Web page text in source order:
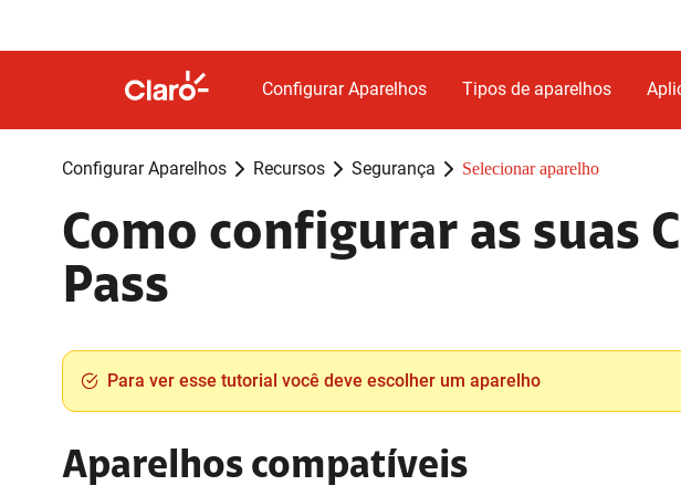
Configurar Aparelhos Tipos de aparelhos
Configurar Aparelhos Recursos Segurança Selecionar aparelho
Como configurar as suas
Pass
Para ver esse tutorial você deve escolher um aparelho
Aparelhos compatíveis